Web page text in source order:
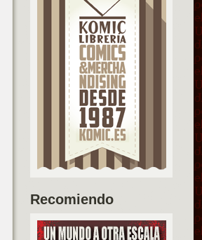
Recomiendo